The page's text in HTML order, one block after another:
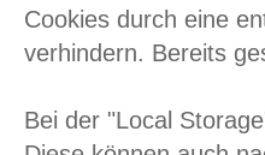
Cookies durch eine
verhindern. Bereits
Bei der "Local